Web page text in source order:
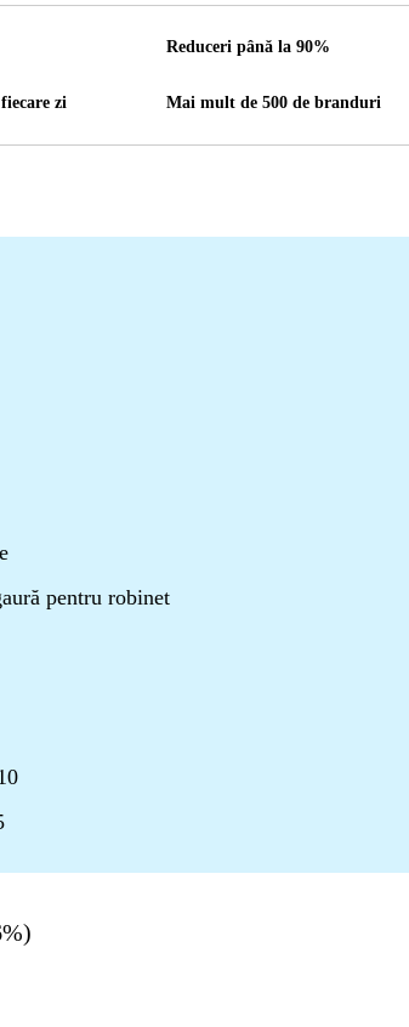
Reduceri până la 90%
zi Mai mult de 500 de branduri
pentru robinet